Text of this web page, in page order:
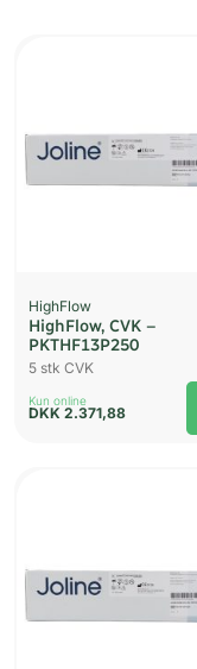
HighFlow
HighFlow, CVK –
PKTHF13P250
5 stk CVK
Kun online
DKK 2.371,88